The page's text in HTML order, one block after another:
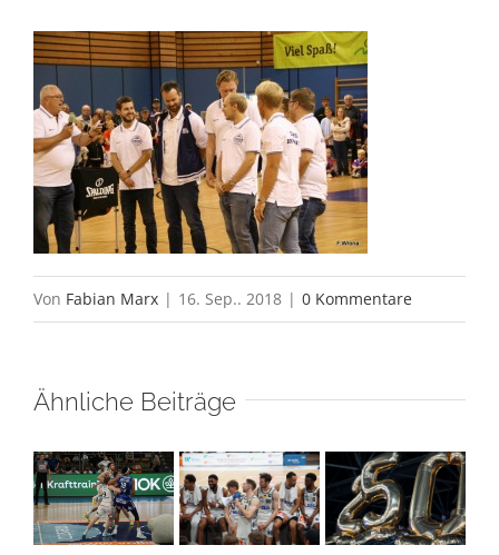
Von Fabian Marx | 16. Sep.. 2018 | 0 Kommentare
Ähnliche Beiträge